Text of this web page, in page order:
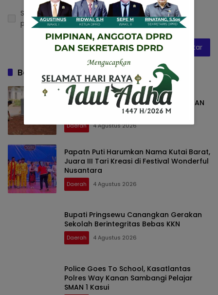
Simpan nama, email, dan situs web saya pada
peramban ini untuk komentar saya berikutnya.
Baca Juga
KODIM 0427/WAY KANAN BANGUN
SARANA SUMUR BOR, WUJUD KEPEDULIAN
TNI TERHADAP AIR BERSIH
Daerah 4 Agustus 2026
Papatn Puti Harumkan Nama Kutai Barat,
Juara III Tari Kreasi di Festival Wonderful
Nusantara
Daerah 4 Agustus 2026
Bupati Pringsewu Canangkan Gerakan
Sekolah Berintegritas Bebas KKN
Daerah 4 Agustus 2026
Police Goes To School, Kasatlantas
Polres Way Kanan Sambangi Pelajar
SMAN 1 Kasui